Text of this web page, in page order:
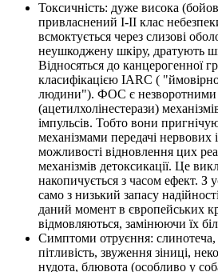
Токсичність: дуже висока
привласнений I-II клас
всмоктується через слизові
неушкоджену шкіру, дратують
Відносяться до канцерогенної
класифікацією IARC (
людини"). ФОС є незворотними
(ацетилхолінестерази)
імпульсів. Тобто вони
механізмами передачі нервових
можливості відновлення цих
механізмів детоксикації. Це
накопичується з часом ефект. З
само з низький запасу
даний момент в європейських
відмовляються, замінюючи їх
Симптоми отруєння: слинотеча,
пітливість, звуження зіниці,
нудота, блювота (особливо у